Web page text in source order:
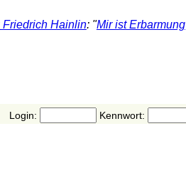
Hainlin: "Mir ist Erbarmung
Login: Kennwort: